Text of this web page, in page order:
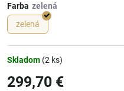
Farba
zelená
Skladom (2 ks)
299,70 €